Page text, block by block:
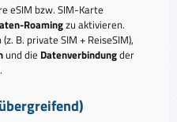
eSIM bzw. SIM-Karte
Roamingzu aktivieren.
B. private SIM + ReiseSIM),
und die Datenverbindungder